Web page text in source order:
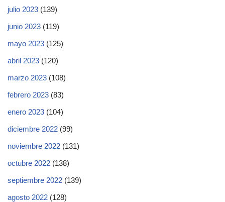
julio 2023 (139)
junio 2023 (119)
mayo 2023 (125)
abril 2023 (120)
marzo 2023 (108)
febrero 2023 (83)
enero 2023 (104)
diciembre 2022 (99)
noviembre 2022 (131)
octubre 2022 (138)
septiembre 2022 (139)
agosto 2022 (128)